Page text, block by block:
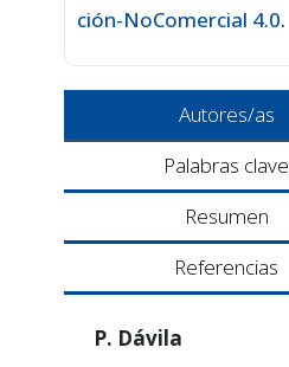
ción-NoComercial 4.0.
Autores/as
Palabras clave
Resumen
Referencias
P. Dávila